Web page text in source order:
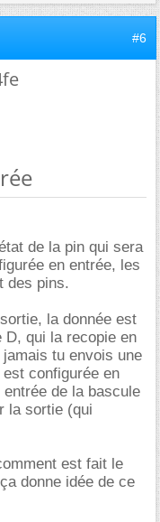
#6
de la pin qui sera
en entrée, les
des pins.
la donnée est
D, qui la recopie en
tu envois une
configurée en
de la bascule
la sortie (qui
est fait le
donne idée de ce